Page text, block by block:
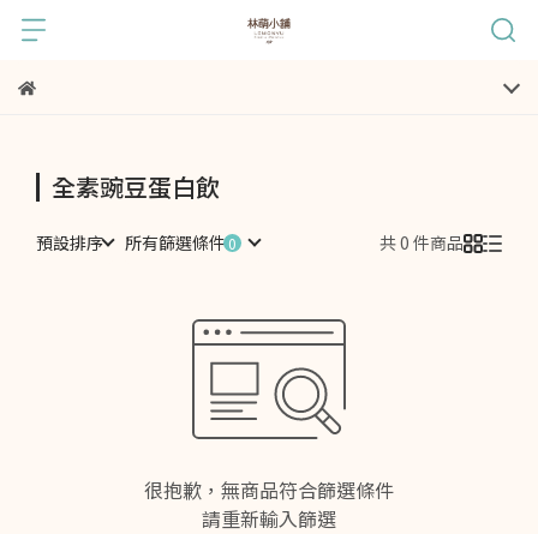
全素豌豆蛋白飲
預設排序 所有篩選條件 共 0 件商品
很抱歉，無商品符合篩選條件
請重新輸入篩選